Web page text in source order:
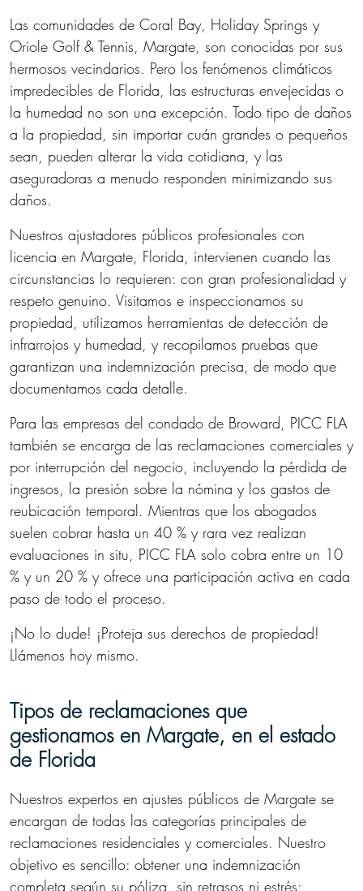
Las comunidades de Coral Bay, Holiday Springs y
Oriole Golf & Tennis, Margate, son conocidas por sus
hermosos vecindarios. Pero los fenómenos climáticos
impredecibles de Florida, las estructuras envejecidas o
la humedad no son una excepción. Todo tipo de daños
a la propiedad, sin importar cuán grandes o pequeños
sean, pueden alterar la vida cotidiana, y las
aseguradoras a menudo responden minimizando sus
daños.
Nuestros ajustadores públicos profesionales con
licencia en Margate, Florida, intervienen cuando las
circunstancias lo requieren: con gran profesionalidad y
respeto genuino. Visitamos e inspeccionamos su
propiedad, utilizamos herramientas de detección de
infrarrojos y humedad, y recopilamos pruebas que
garantizan una indemnización precisa, de modo que
documentamos cada detalle.
Para las empresas del condado de Broward, PICC FLA
también se encarga de las reclamaciones comerciales y
por interrupción del negocio, incluyendo la pérdida de
ingresos, la presión sobre la nómina y los gastos de
reubicación temporal. Mientras que los abogados
suelen cobrar hasta un 40 % y rara vez realizan
evaluaciones in situ, PICC FLA solo cobra entre un 10
% y un 20 % y ofrece una participación activa en cada
paso de todo el proceso.
¡No lo dude! ¡Proteja sus derechos de propiedad!
Llámenos hoy mismo.
Tipos de reclamaciones que
gestionamos en Margate, en el estado
de Florida
Nuestros expertos en ajustes públicos de Margate se
encargan de todas las categorías principales de
reclamaciones residenciales y comerciales. Nuestro
objetivo es sencillo: obtener una indemnización
completa según su póliza, sin retrasos ni estrés: